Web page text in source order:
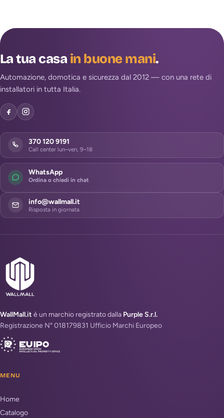
La tua casain buone mani.
Automazione, domotica e sicurezza dal 2012 — con una rete di
installatori in tutta Italia.
370 120 9191
Call center lun–ven, 9–18
WhatsApp
Ordina o chiedi in chat
info@wallmall.it
Risposta in giornata
WallMall.it è un marchio registrato dalla Purple S.r.l.
Registrazione N° 018179831 Ufficio Marchi Europeo
MENU
Home
Catalogo